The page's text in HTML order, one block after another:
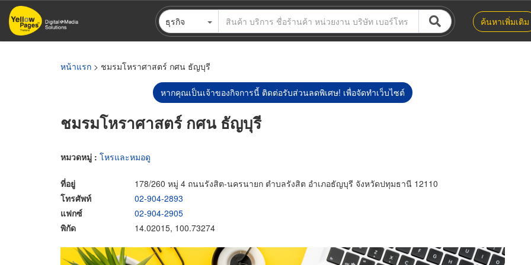
ข้าม
ไป
ธุรกิจ ค้นหาเพิ่มเติม
หน้าแรก > ชมรมโหราศาสตร์ กศน ธัญบุรี
หากคุณเป็นเจ้าของกิจการนี้ ติดต่อรับส่วนลดพิเศษ! เพื่อจัดทำเว็บไซต์
ชมรมโหราศาสตร์ กศน ธัญบุรี
หมวดหมู่ : โหรและหมอดู
ที่อยู่
178/260 หมู่ 4 ถนนรังสิต-นครนายก ตำบลรังสิต อำเภอธัญบุรี จังหวัดปทุมธานี 12110
โทรศัพท์
02-904-2893
แฟกซ์
02-904-2905
พิกัด
14.02015, 100.73274